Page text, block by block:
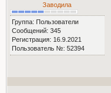
Заводила
Группа: Пользователи
Сообщений: 345
Регистрация: 16.9.2021
Пользователь №: 52394